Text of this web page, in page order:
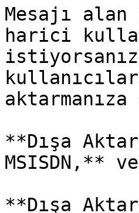
Mesajı
harici
**Dışa
MSISDN,**
**Dışa